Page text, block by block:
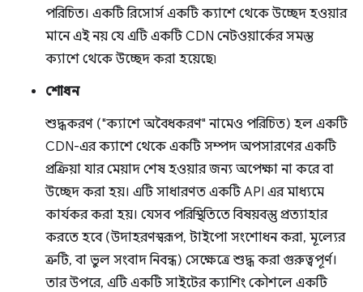
পরিচিত। একটি রিসোর্স একটি ক্যাশে থেকে উচ্ছেদ হওয়ার
মানে এই নয় যে এটি একটি CDN নেটওয়ার্কের সমস্ত
ক্যাশে থেকে উচ্ছেদ করা হয়েছে৷
শোধন
শুদ্ধকরণ ("ক্যাশে অবৈধকরণ" নামেও পরিচিত) হল একটি
CDN-এর ক্যাশে থেকে একটি সম্পদ অপসারণের একটি
প্রক্রিয়া যার মেয়াদ শেষ হওয়ার জন্য অপেক্ষা না করে বা
উচ্ছেদ করা হয়। এটি সাধারণত একটি API এর মাধ্যমে
কার্যকর করা হয়। যেসব পরিস্থিতিতে বিষয়বস্তু প্রত্যাহার
করতে হবে (উদাহরণস্বরূপ, টাইপো সংশোধন করা, মূল্যের
ত্রুটি, বা ভুল সংবাদ নিবন্ধ) সেক্ষেত্রে শুদ্ধ করা গুরুত্বপূর্ণ।
তার উপরে, এটি একটি সাইটের ক্যাশিং কৌশলে একটি